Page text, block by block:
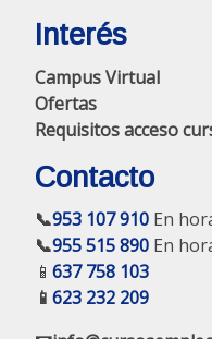
Interés
Campus Virtual
Ofertas
Requisitos acceso
Contacto
📞953 107 910 En
📞955 515 890 En
📱 637 758 103
📱 623 232 209